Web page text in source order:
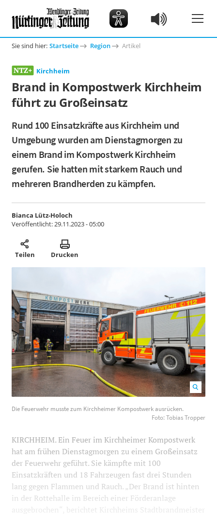
Sie sind hier: Startseite Region Artikel
Kirchheim
Brand in Kompostwerk Kirchheim
führt zu Großeinsatz
Rund 100 Einsatzkräfte aus Kirchheim und
Umgebung wurden am Dienstagmorgen zu
einem Brand im Kompostwerk Kirchheim
gerufen. Sie hatten mit starkem Rauch und
mehreren Brandherden zu kämpfen.
Bianca Lütz-Holoch
Veröffentlicht:29.11.2023 - 05:00
Teilen Drucken
ausrücken. Foto: Tobias Tropper 1200800
Die Feuerwehr musste zum Kirchheimer Kompostwerk ausrücken.
Foto: Tobias Tropper
KIRCHHEIM. Ein Feuer im Kirchheimer Kompostwerk
hat am frühen Dienstagmorgen zu einem Großeinsatz
der Feuerwehr geführt. Sie kämpfte mit 100
Einsatzkräften und 18 Fahrzeugen fast drei Stunden
lang gegen Flammen und Rauch. „Der Brand ist hinten
in der Rottehalle im Bereich einer Förderanlage
ausgebrochen“, berichtet Kirchheims Stadtbrandmeister